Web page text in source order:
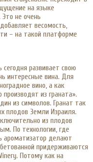
на языке
не очень
весомость,
– на такой платформе
развивает свою
интересные вина. Для
вино, а как
из граната».
из символов. Гранат так
плодов Земли Израиля.
из плодов
По технологии, где
ароматизатор делают
придерживаются
Потому как на